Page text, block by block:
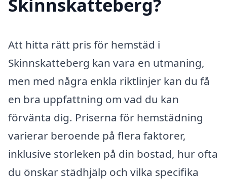
Skinnskatteberg?
Att hitta rätt pris för hemstäd i
Skinnskatteberg kan vara en utmaning,
men med några enkla riktlinjer kan du få
en bra uppfattning om vad du kan
förvänta dig. Priserna för hemstädning
varierar beroende på flera faktorer,
inklusive storleken på din bostad, hur ofta
du önskar städhjälp och vilka specifika